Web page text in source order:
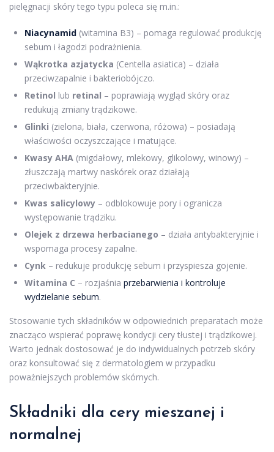
pielęgnacji skóry tego typu poleca się m.in.:
Niacynamid (witamina B3) – pomaga regulować produkcję
sebum i łagodzi podrażnienia.
Wąkrotka azjatycka (Centella asiatica) – działa
przeciwzapalnie i bakteriobójczo.
Retinol lub retinal – poprawiają wygląd skóry oraz
redukują zmiany trądzikowe.
Glinki (zielona, biała, czerwona, różowa) – posiadają
właściwości oczyszczające i matujące.
Kwasy AHA (migdałowy, mlekowy, glikolowy, winowy) –
złuszczają martwy naskórek oraz działają
przeciwbakteryjnie.
Kwas salicylowy – odblokowuje pory i ogranicza
występowanie trądziku.
Olejek z drzewa herbacianego – działa antybakteryjnie i
wspomaga procesy zapalne.
Cynk – redukuje produkcję sebum i przyspiesza gojenie.
Witamina C – rozjaśnia przebarwienia i kontroluje
wydzielanie sebum.
Stosowanie tych składników w odpowiednich preparatach może
znacząco wspierać poprawę kondycji cery tłustej i trądzikowej.
Warto jednak dostosować je do indywidualnych potrzeb skóry
oraz konsultować się z dermatologiem w przypadku
poważniejszych problemów skórnych.
Składniki dla cery mieszanej i
normalnej